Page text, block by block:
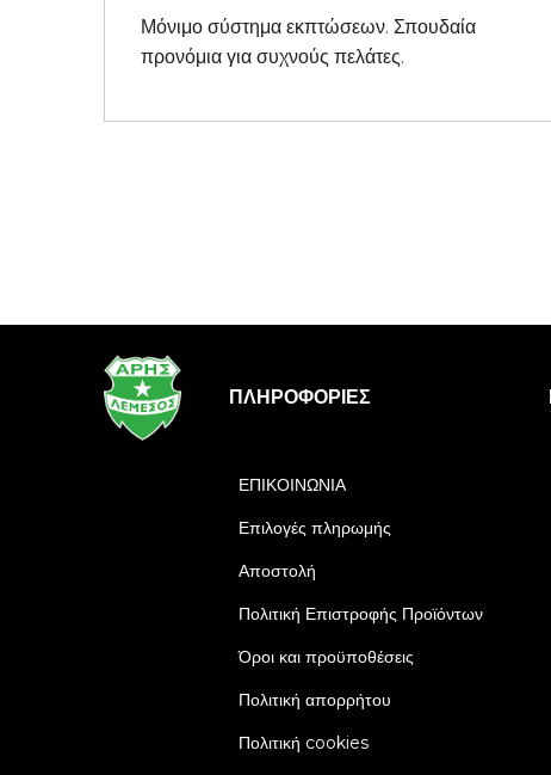
Μόνιμο σύστημα εκπτώσεων. Σπουδαία
προνόμια για συχνούς πελάτες.
ΠΛΗΡΟΦΟΡΊΕΣ
ΕΠΙΚΟΙΝΩΝΙΑ
Επιλογές πληρωμής
Αποστολή
Πολιτική Επιστροφής Προϊόντων
Όροι και προϋποθέσεις
Πολιτική απορρήτου
Πολιτική cookies